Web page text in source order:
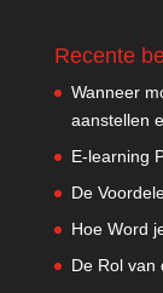
Recente
Wanneer
aanstellen
E-learning
De
Hoe Word
De Rol van